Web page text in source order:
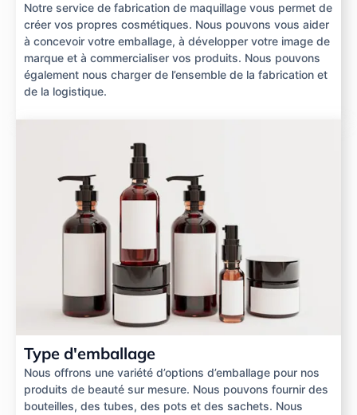
Notre service de fabrication de maquillage vous permet de
créer vos propres cosmétiques. Nous pouvons vous aider
à concevoir votre emballage, à développer votre image de
marque et à commercialiser vos produits. Nous pouvons
également nous charger de l’ensemble de la fabrication et
de la logistique.
Type d'emballage
Nous offrons une variété d’options d’emballage pour nos
produits de beauté sur mesure. Nous pouvons fournir des
bouteilles, des tubes, des pots et des sachets. Nous